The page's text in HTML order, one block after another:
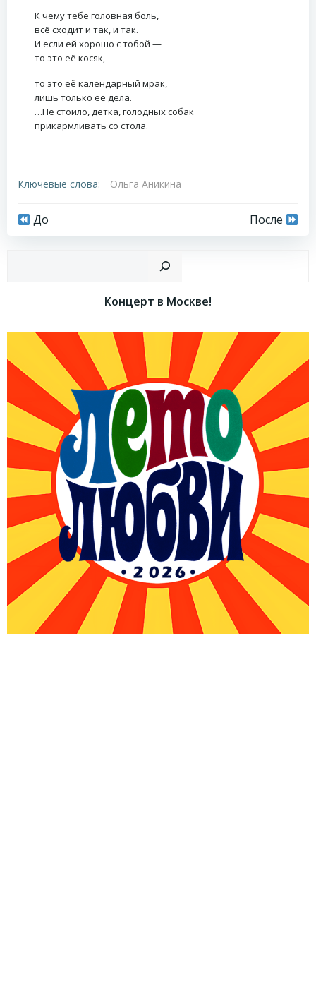
К чему тебе головная боль,
всё сходит и так, и так.
И если ей хорошо с тобой —
то это её косяк,
то это её календарный мрак,
лишь только её дела.
…Не стоило, детка, голодных собак
прикармливать со стола.
Ключевые слова: Ольга Аникина
Навигация
записям
До
Навигация
по
записям
После
Концерт в Москве!